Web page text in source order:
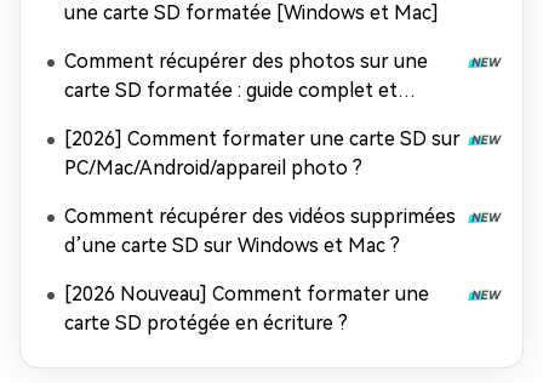
une carte SD formatée [Windows et Mac]
Comment récupérer des photos sur une
carte SD formatée : guide complet et
[2026] Comment formater une carte SD sur
PC/Mac/Android/appareil photo ?
Comment récupérer des vidéos supprimées
d’une carte SD sur Windows et Mac ?
[2026 Nouveau] Comment formater une
carte SD protégée en écriture ?